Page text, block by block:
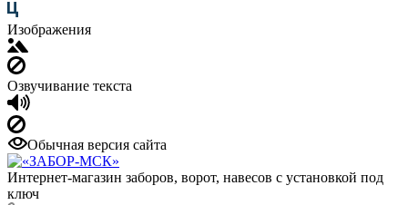
Изображения
Озвучивание текста
Обычная версия сайта
Интернет-магазин заборов, ворот, навесов с установкой под
ключ